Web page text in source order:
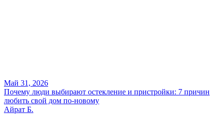
Май 31, 2026
Почему люди выбирают остекление и пристройки: 7 причин
любить свой дом по-новому
Айрат Б.